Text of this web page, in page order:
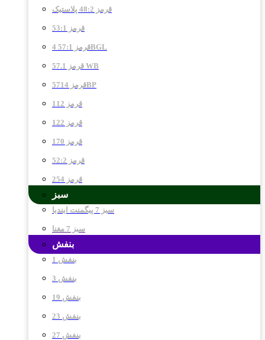
قرمز 48:2 پلاستیک
قرمز 53:1
قرمز 57:1 4BGL
قرمز 57.1 WB
قرمز 5714BP
قرمز 112
قرمز 122
قرمز 170
قرمز 52:2
قرمز 254
سبز
سبز 7 پیگمنت ایندیا
سبز 7 مغنا
بنفش
بنفش 1
بنفش 3
بنفش 19
بنفش 23
بنفش 27